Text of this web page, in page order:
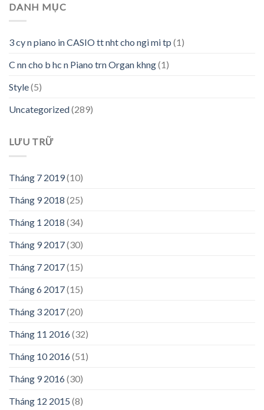
DANH MỤC
3 cy n piano in CASIO tt nht cho ngi mi tp (1)
C nn cho b hc n Piano trn Organ khng(1)
Style(5)
Uncategorized(289)
LƯU TRỮ
Tháng 7 2019(10)
Tháng 9 2018 (25)
Tháng 1 2018 (34)
Tháng 9 2017(30)
Tháng 7 2017(15)
Tháng 6 2017(15)
Tháng 3 2017(20)
Tháng 11 2016(32)
Tháng 10 2016(51)
Tháng 9 2016(30)
Tháng 12 2015 (8)